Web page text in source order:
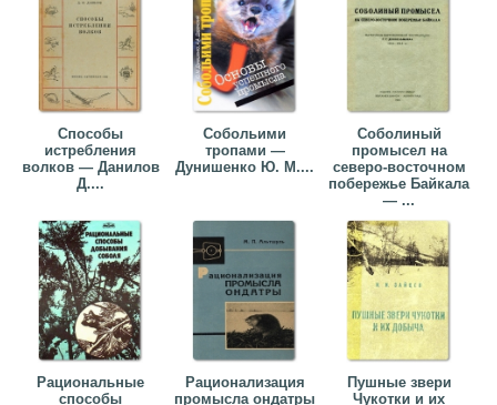
Способы
истребления
волков — Данилов
Д....
Собольими
тропами —
Дунишенко Ю. М....
Соболиный
промысел на
северо-восточном
побережье Байкала
— ...
Рациональные
способы
Рационализация
промысла ондатры
Пушные звери
Чукотки и их